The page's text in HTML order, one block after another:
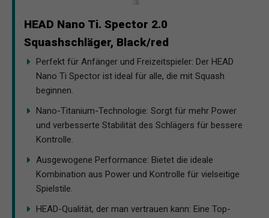
HEAD Nano Ti. Spector 2.0
Squashschläger, Black/red
Perfekt für Anfänger und Freizeitspieler: Der HEAD
Nano Ti Spector ist ideal für alle, die mit Squash
beginnen.
Nano-Titanium-Technologie: Sorgt für mehr Power
und verbesserte Stabilität des Schlägers für bessere
Kontrolle.
Ausgewogene Performance: Bietet die ideale
Kombination aus Power und Kontrolle für vielseitige
Spielstile.
HEAD-Qualität, der man vertrauen kann: Eine Top-